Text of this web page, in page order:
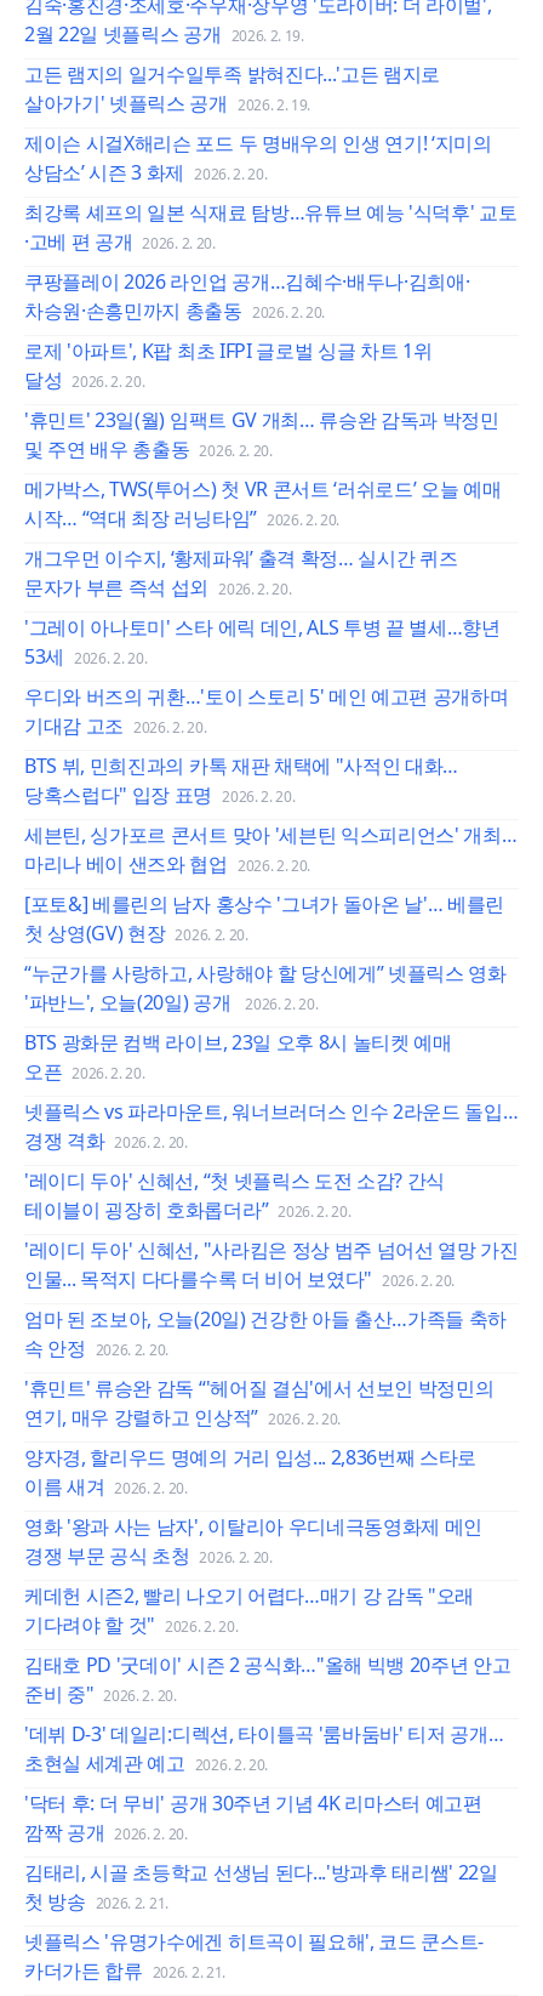
2월 22일 넷플릭스 공개 2026. 2. 19.
고든 램지의 일거수일투족 밝혀진다...'고든 램지로
살아가기' 넷플릭스 공개 2026. 2. 19.
제이슨 시걸X해리슨 포드 두 명배우의 인생 연기! ‘지미의
상담소’ 시즌 3 화제 2026. 2. 20.
최강록 셰프의 일본 식재료 탐방…유튜브 예능 '식덕후' 교토
·고베 편 공개 2026. 2. 20.
쿠팡플레이 2026 라인업 공개…김혜수·배두나·김희애·
차승원·손흥민까지 총출동 2026. 2. 20.
로제 '아파트', K팝 최초 IFPI 글로벌 싱글 차트 1위
달성 2026. 2. 20.
'휴민트' 23일(월) 임팩트 GV 개최… 류승완 감독과 박정민
및 주연 배우 총출동 2026. 2. 20.
메가박스, TWS(투어스) 첫 VR 콘서트 ‘러쉬로드’ 오늘 예매
시작… “역대 최장 러닝타임” 2026. 2. 20.
개그우먼 이수지, ‘황제파워’ 출격 확정… 실시간 퀴즈
문자가 부른 즉석 섭외 2026. 2. 20.
'그레이 아나토미' 스타 에릭 데인, ALS 투병 끝 별세…향년
53세 2026. 2. 20.
우디와 버즈의 귀환…'토이 스토리 5' 메인 예고편 공개하며
기대감 고조 2026. 2. 20.
BTS 뷔, 민희진과의 카톡 재판 채택에 "사적인 대화…
당혹스럽다" 입장 표명 2026. 2. 20.
세븐틴, 싱가포르 콘서트 맞아 '세븐틴 익스피리언스' 개최…
마리나 베이 샌즈와 협업 2026. 2. 20.
[포토&] 베를린의 남자 홍상수 '그녀가 돌아온 날'… 베를린
첫 상영(GV) 현장 2026. 2. 20.
“누군가를 사랑하고, 사랑해야 할 당신에게” 넷플릭스 영화
'파반느', 오늘(20일) 공개
2026. 2. 20.
BTS 광화문 컴백 라이브, 23일 오후 8시 놀티켓 예매
오픈 2026. 2. 20.
넷플릭스 vs 파라마운트, 워너브러더스 인수 2라운드 돌입…
경쟁 격화 2026. 2. 20.
'레이디 두아' 신혜선, “첫 넷플릭스 도전 소감? 간식
테이블이 굉장히 호화롭더라” 2026. 2. 20.
'레이디 두아' 신혜선, "사라킴은 정상 범주 넘어선 열망 가진
인물... 목적지 다다를수록 더 비어 보였다" 2026. 2. 20.
엄마 된 조보아, 오늘(20일) 건강한 아들 출산…가족들 축하
속 안정 2026. 2. 20.
'휴민트' 류승완 감독 “'헤어질 결심'에서 선보인 박정민의
연기, 매우 강렬하고 인상적” 2026. 2. 20.
양자경, 할리우드 명예의 거리 입성... 2,836번째 스타로
이름 새겨 2026. 2. 20.
영화 '왕과 사는 남자', 이탈리아 우디네극동영화제 메인
경쟁 부문 공식 초청 2026. 2. 20.
케데헌 시즌2, 빨리 나오기 어렵다…매기 강 감독 "오래
기다려야 할 것" 2026. 2. 20.
김태호 PD '굿데이' 시즌 2 공식화…"올해 빅뱅 20주년 안고
준비 중" 2026. 2. 20.
'데뷔 D-3' 데일리:디렉션, 타이틀곡 '룸바둠바' 티저 공개…
초현실 세계관 예고 2026. 2. 20.
'닥터 후: 더 무비' 공개 30주년 기념 4K 리마스터 예고편
깜짝 공개 2026. 2. 20.
김태리, 시골 초등학교 선생님 된다...'방과후 태리쌤' 22일
첫 방송 2026. 2. 21.
넷플릭스 '유명가수에겐 히트곡이 필요해', 코드 쿤스트-
카더가든 합류 2026. 2. 21.